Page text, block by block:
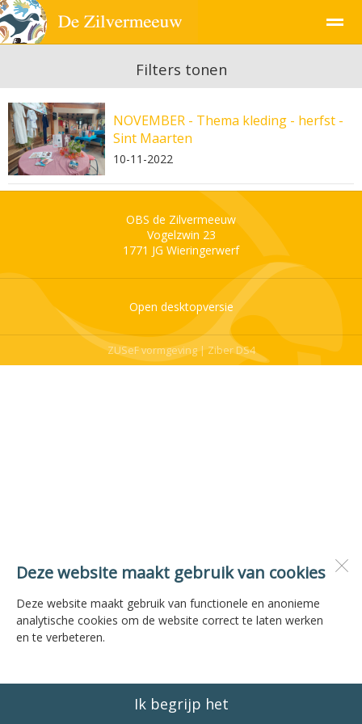
Pagina's
Deze website maakt gebruik van cookies
Deze website maakt gebruik van functionele en anonieme
analytische cookies om de website correct te laten werken
en te verbeteren.
Ik begrijp het
Filters tonen
NOVEMBER - Thema kleding - herfst -
Sint Maarten
10-11-2022
OBS de Zilvermeeuw
Vogelzwin 23
1771 JG Wieringerwerf
Open desktopversie
ZUSeF vormgeving |Ziber DS4